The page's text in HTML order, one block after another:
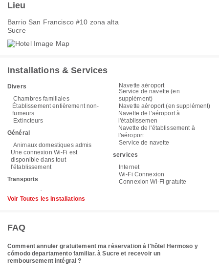
Lieu
Barrio San Francisco #10 zona alta
Sucre
Installations & Services
Divers
Chambres familiales
Établissement entièrement non-
fumeurs
Extincteurs
Général
Animaux domestiques admis
Une connexion Wi-Fi est
disponible dans tout
l'établissement
Transports
Navette aéroport
Service de navette (en
supplément)
Navette aéroport (en supplément)
Navette de l'aéroport à
l'établissemen
Navette de l'établissement à
l'aéroport
Service de navette
services
Internet
Wi-Fi Connexion
Connexion Wi-Fi gratuite
Voir Toutes les Installations
FAQ
Comment annuler gratuitement ma réservation à l'hôtel Hermoso y
cómodo departamento familiar. à Sucre et recevoir un
remboursement intégral ?